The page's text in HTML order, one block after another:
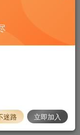
临天下】12月2日收
务端_大话回合手
_通用视频教程_运
游戏源码
迷路 立即加入